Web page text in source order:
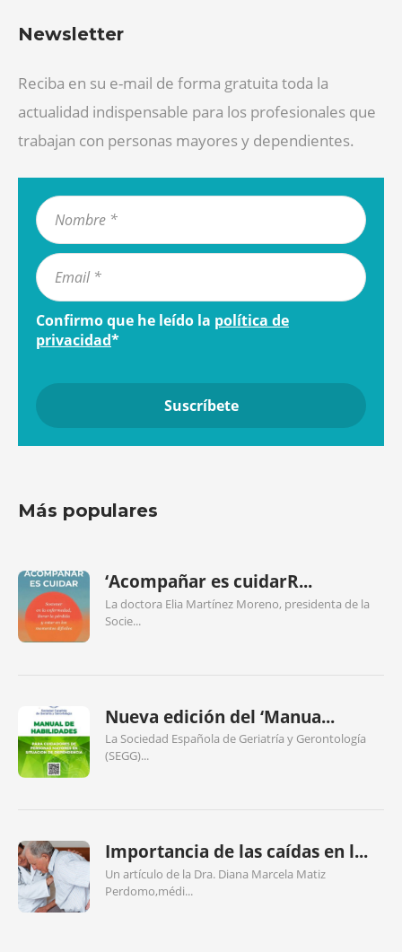
Newsletter
Reciba en su e-mail de forma gratuita toda la
actualidad indispensable para los profesionales que
trabajan con personas mayores y dependientes.
Confirmo que he leído la política de
privacidad*
Más populares
‘Acompañar es cuidarR...
La doctora Elia Martínez Moreno, presidenta de la
Socie...
Nueva edición del ‘Manua...
La Sociedad Española de Geriatría y Gerontología
(SEGG)...
Importancia de las caídas en l...
Un artículo de la Dra. Diana Marcela Matiz
Perdomo,médi...